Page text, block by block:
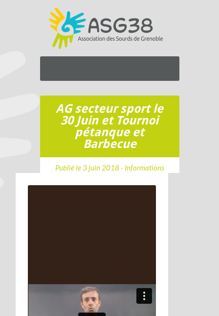
AG secteur sport le
30 Juin et Tournoi
pétanque et
Barbecue
Publié le 3 juin 2018 - Informations